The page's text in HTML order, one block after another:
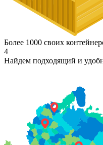
Более 1000 своих
4
Найдем подходящий и